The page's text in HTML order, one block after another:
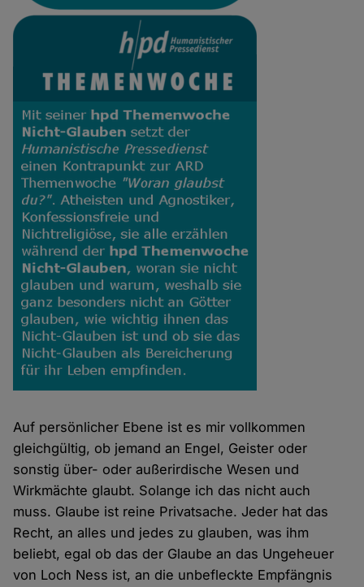
Auf persönlicher Ebene ist es mir vollkommen
gleichgültig, ob jemand an Engel, Geister oder
sonstig über- oder außerirdische Wesen und
Wirkmächte glaubt. Solange ich das nicht auch
muss. Glaube ist reine Privatsache. Jeder hat das
Recht, an alles und jedes zu glauben, was ihm
beliebt, egal ob das der Glaube an das Ungeheuer
von Loch Ness ist, an die unbefleckte Empfängnis